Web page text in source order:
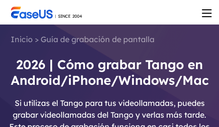
Inicio > Guía de grabación de pantalla
2026 | Cómo grabar Tango en
Android/iPhone/Windows/Mac
Si utilizas el Tango para tus videollamadas, puedes
grabar videollamadas del Tango y verlas más tarde.